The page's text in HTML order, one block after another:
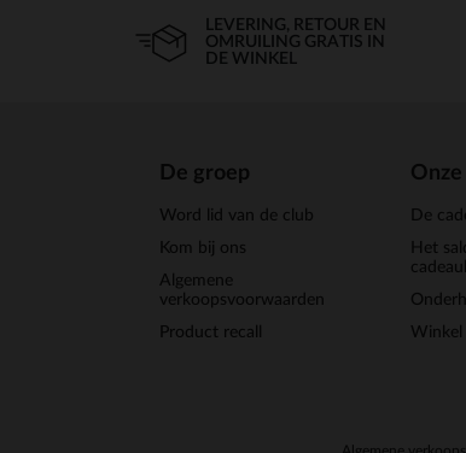
LEVERING, RETOUR EN
OMRUILING GRATIS IN
DE WINKEL
De groep
Word lid van de club
Kom bij ons
Algemene
verkoopsvoorwaarden
Product recall
De
Het
Winkel